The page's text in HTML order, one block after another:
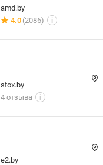
amd.by
4.0 (2086) i
stox.by
4 отзыва
i
e2.by